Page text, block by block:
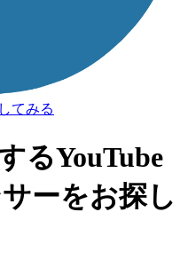
てみる
るYouTube
ーをお探し